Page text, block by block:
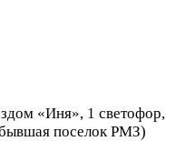
«Иня», 1 светофор,
поселок РМЗ)